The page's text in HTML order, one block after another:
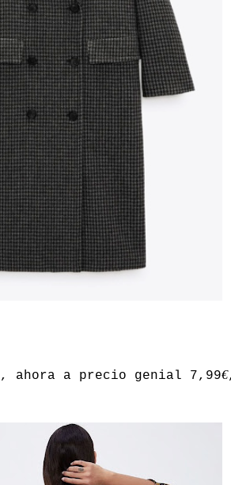
, ahora a precio genial 7,99€